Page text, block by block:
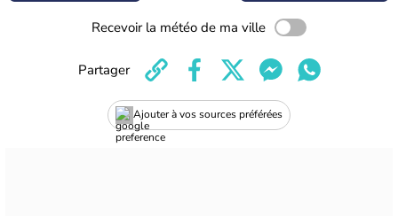
Recevoir la météo de ma ville
Ajouter à vos sources préférées
Partager